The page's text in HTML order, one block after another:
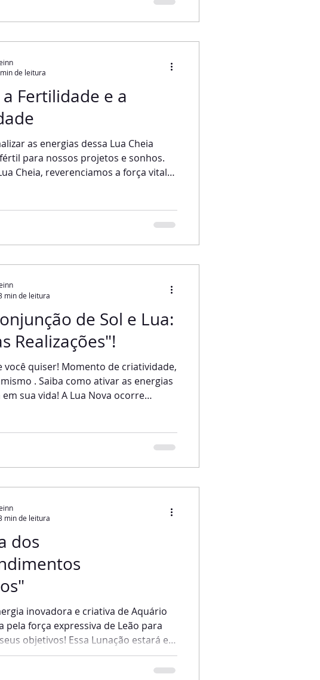
Fertilidade e a
as energias dessa Lua Cheia
para nossos projetos e sonhos.
Cheia, reverenciamos a força vital
em contato mais facilmente com
e intuição. Como já venho explicando
de leitura
de Sol e Lua:
Realizações"!
quiser! Momento de criatividade,
as energias
em sua vida! A Lua Nova ocorre
manifestar o que você quiser! Plantar
projetos e pensar no futuro. Tudo
min de leitura
dos
inovadora e criativa de Aquário
pela força expressiva de Leão para
objetivos! Essa Lunação estará em
conexão com o sucesso e o
Também para quem precisa
min de leitura